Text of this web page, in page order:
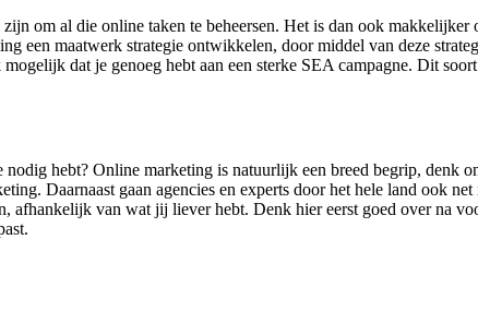
om al die online taken te beheersen. Het is dan ook
een maatwerk strategie ontwikkelen, door middel van deze
dat je genoeg hebt aan een sterke SEA campagne. Dit
hebt? Online marketing is natuurlijk een breed begrip, denk
Daarnaast gaan agencies en experts door het hele land ook
afhankelijk van wat jij liever hebt. Denk hier eerst goed over